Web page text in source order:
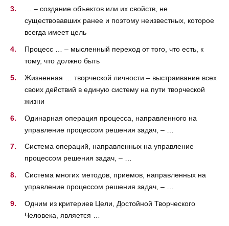
… – создание объектов или их свойств, не
существовавших ранее и поэтому неизвестных, которое
всегда имеет цель
Процесс … – мысленный переход от того, что есть, к
тому, что должно быть
Жизненная … творческой личности – выстраивание всех
своих действий в единую систему на пути творческой
жизни
Одинарная операция процесса, направленного на
управление процессом решения задач, – …
Система операций, направленных на управление
процессом решения задач, – …
Система многих методов, приемов, направленных на
управление процессом решения задач, – …
Одним из критериев Цели, Достойной Творческого
Человека, является …